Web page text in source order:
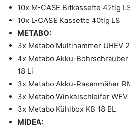
10x M-CASE Bitkassette 42tlg
10x L-CASE Kassette 40tlg LS
METABO:
3x Metabo Multihammer UHEV
4x Metabo Akku-Bohrschrauber
18 Li
3x Metabo Akku-Rasenmäher
3x Metabo Winkelschleifer WEV
3x Metabo Kühlbox KB 18 BL
MIDEA: